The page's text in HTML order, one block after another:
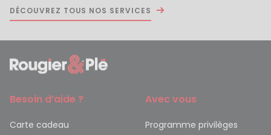
DÉCOUVREZ TOUS NOS SERVICES
Besoin d’aide ?
Carte cadeau
Avec vous
Programme privilèges